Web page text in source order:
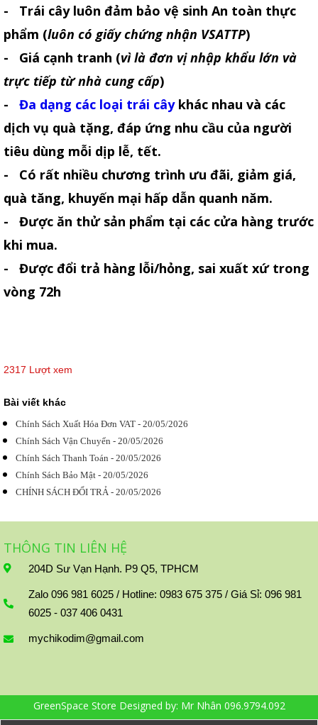
- Trái cây luôn đảm bảo vệ sinh An toàn thực
phẩm (luôn có giấy chứng nhận VSATTP)
- Giá cạnh tranh (vì là đơn vị nhập khẩu lớn và
trực tiếp từ nhà cung cấp)
- Đa dạng các loại trái câykhác nhau và các
dịch vụ quà tặng, đáp ứng nhu cầu của người
tiêu dùng mỗi dịp lễ, tết.
- Có rất nhiều chương trình ưu đãi, giảm giá,
quà tăng, khuyến mại hấp dẫn quanh năm.
- Được ăn thử sản phẩm tại các cửa hàng trước
khi mua.
- Được đổi trả hàng lỗi/hỏng, sai xuất xứ trong
vòng 72h
2317 Lượt xem
Bài viết khác
Chính Sách Xuất Hóa Đơn VAT - 20/05/2026
Chính Sách Vận Chuyển - 20/05/2026
Chính Sách Thanh Toán - 20/05/2026
Chính Sách Bảo Mật - 20/05/2026
CHÍNH SÁCH ĐỔI TRẢ - 20/05/2026
THÔNG TIN LIÊN HỆ
204D Sư Vạn Hạnh. P9 Q5, TPHCM
Zalo 096 981 6025 / Hotline: 0983 675 375 / Giá Sỉ: 096 981
6025 - 037 406 0431
mychikodim@gmail.com
GreenSpace Store Designed by: Mr Nhân 096.9794.092